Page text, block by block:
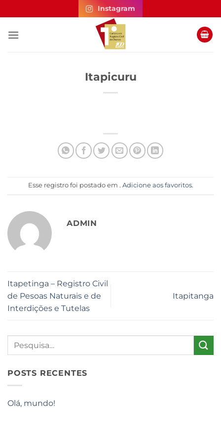
to
content
Instagram
Itapicuru
Esse registro foi postado em . Adicione aos favoritos.
ADMIN
Itapetinga – Registro Civil
de Pesoas Naturais e de
Interdições e Tutelas
Itapitanga
POSTS RECENTES
Olá, mundo!